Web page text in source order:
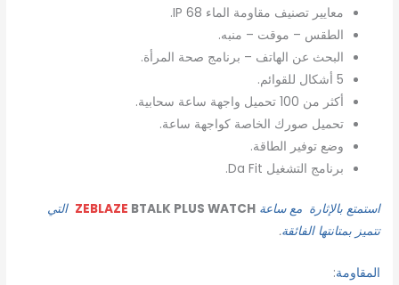
معايير تصنيف مقاومة الماء IP 68.
الطقس – موقت – منبه.
البحث عن الهاتف – برنامج صحة المرأة.
5 أشكال للقوائم.
أكثر من 100 تحميل واجهة ساعة سحابية.
تحميل صورك الخاصة كواجهة ساعة.
وضع توفير الطاقة.
برنامج التشغيل Da Fit.
استمتع بالإثارة مع ساعة ZEBLAZE BTALK PLUS WATCH
التي
تتميز بمتانتها الفائقة.
المقاومة: